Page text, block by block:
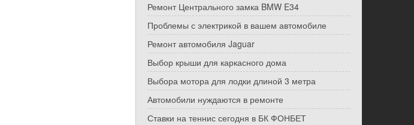
Ремонт Центрального замка BMW E34
Проблемы с электрикой в вашем автомобиле
Ремонт автомобиля Jaguar
Выбор крыши для каркасного дома
Выбора мотора для лодки длиной 3 метра
Автомобили нуждаются в ремонте
Ставки на теннис сегодня в БК ФОНБЕТ